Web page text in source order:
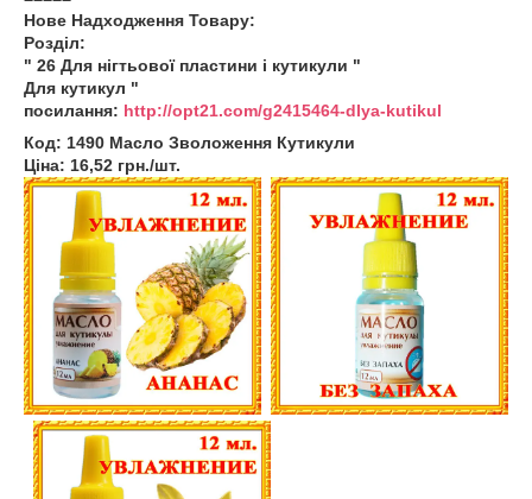
Нове Надходження Товару:
Розділ:
" 26 Для нігтьової пластини і кутикули "
Для кутикул "
посилання: http://opt21.com/g2415464-dlya-kutikul
Код: 1490 Масло Зволоження Кутикули
Ціна: 16,52 грн./шт.